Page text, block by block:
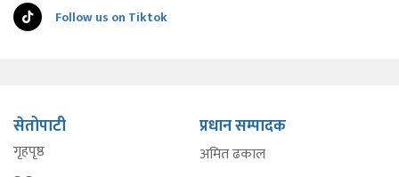
Follow us on Tiktok
सेतोपाटी
गृहपृष्ठ
प्रधान सम्पादक
अमित ढकाल